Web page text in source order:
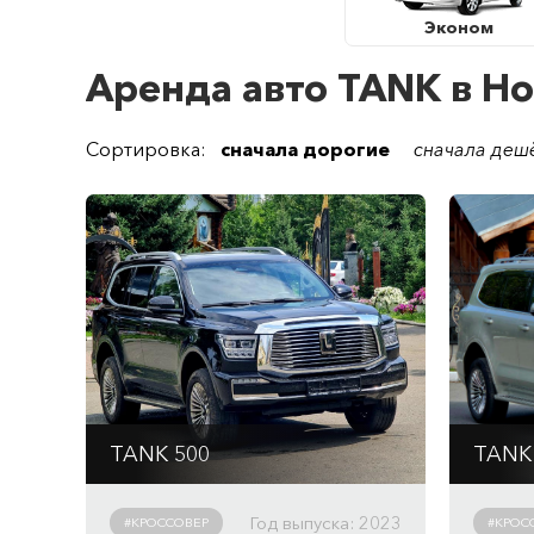
Эконом
Аренда авто TANK в
Сортировка: сначала дорогие сначала
TANK 500
2993 см3/ 299 л/с
#КРОССОВЕР Год выпуска: 2023
2993